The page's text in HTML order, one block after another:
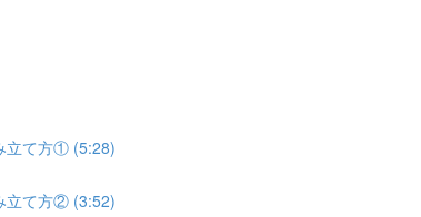
立て方① (5:28)
立て方② (3:52)